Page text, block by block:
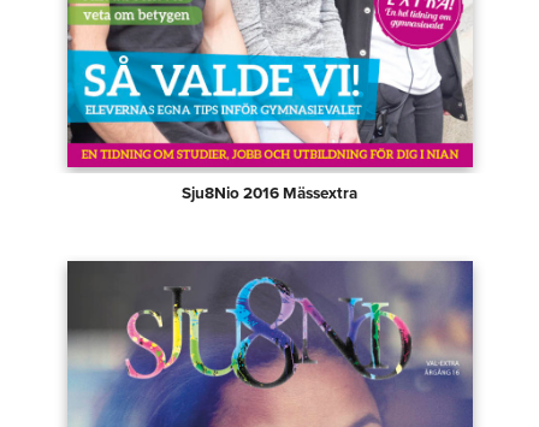
Sju8Nio 2016 Mässextra